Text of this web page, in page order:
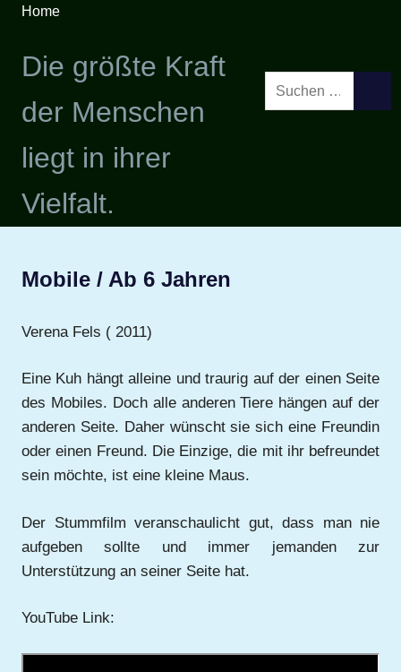
Zum
springen
Home
Die größte Kraft
der Menschen
liegt in ihrer
Vielfalt.
Suchen
Mobile / Ab 6 Jahren
Verena Fels ( 2011)
Eine Kuh hängt alleine und traurig auf der einen Seite
des Mobiles. Doch alle anderen Tiere hängen auf der
anderen Seite. Daher wünscht sie sich eine Freundin
oder einen Freund. Die Einzige, die mit ihr befreundet
sein möchte, ist eine kleine Maus.
Der Stummfilm veranschaulicht gut, dass man nie
aufgeben sollte und immer jemanden zur
Unterstützung an seiner Seite hat.
YouTube Link: